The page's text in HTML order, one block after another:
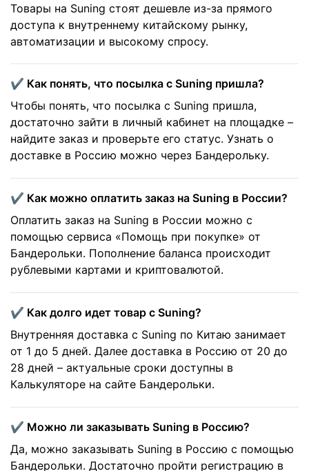
Товары на Suning стоят дешевле из-за прямого
доступа к внутреннему китайскому рынку,
автоматизации и высокому спросу.
✔️ Как понять, что посылка с Suning пришла?
Чтобы понять, что посылка с Suning пришла,
достаточно зайти в личный кабинет на площадке –
найдите заказ и проверьте его статус. Узнать о
доставке в Россию можно через Бандерольку.
✔️ Как можно оплатить заказ на Suning в России?
Оплатить заказ на Suning в России можно с
помощью сервиса «Помощь при покупке» от
Бандерольки. Пополнение баланса происходит
рублевыми картами и криптовалютой.
✔️ Как долго идет товар с Suning?
Внутренняя доставка с Suning по Китаю занимает
от 1 до 5 дней. Далее доставка в Россию от 20 до
28 дней – актуальные сроки доступны в
Калькуляторе на сайте Бандерольки.
✔️ Можно ли заказывать Suning в Россию?
Да, можно заказывать Suning в Россию с помощью
Бандерольки. Достаточно пройти регистрацию в